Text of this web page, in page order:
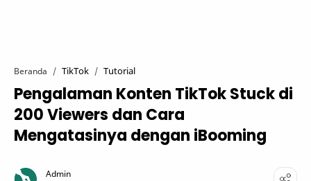
Beranda TikTok Tutorial
Pengalaman Konten TikTok Stuck di
200 Viewers dan Cara
Mengatasinya dengan iBooming